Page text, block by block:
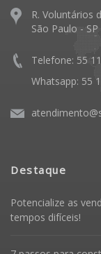
R. Voluntários
São Paulo -
Telefone: 55
Whatsapp: 55
Destaque
Potencialize as
tempos difíceis!